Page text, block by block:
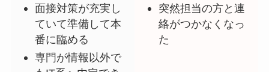
面接対策が充実し
ていて準備して本
番に臨める
専門が情報以外で
突然担当の方と連
絡がつかなくなっ
た